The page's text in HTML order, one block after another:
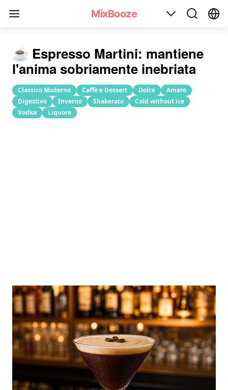
MixBooze
Ricetta cocktail Espresso Martini(Martini Espresso)
☕️ Espresso Martini: mantiene
l'anima sobriamente inebriata
Classico Moderno Caffè e Dessert Dolce
Amaro
Digestivo
Inverno Shakerato
Cold without ice
Vodka
Liquore